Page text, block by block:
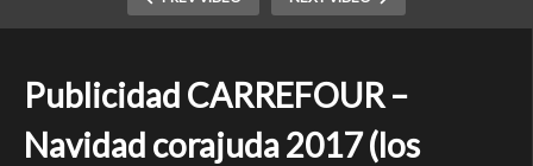
Publicidad CARREFOUR –
Navidad corajuda 2017 (los